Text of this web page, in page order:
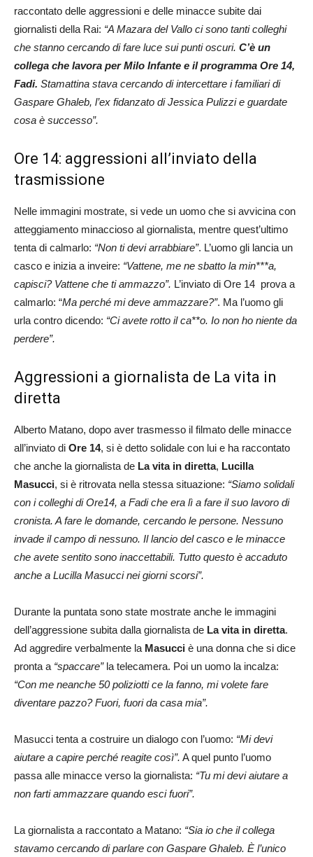
raccontato delle aggressioni e delle minacce subite dai
giornalisti della Rai: “A Mazara del Vallo ci sono tanti colleghi
che stanno cercando di fare luce sui punti oscuri. C’è un
collega che lavora per Milo Infante e il programma Ore 14,
Fadi. Stamattina stava cercando di intercettare i familiari di
Gaspare Ghaleb, l’ex fidanzato di Jessica Pulizzi e guardate
cosa è successo”.
Ore 14: aggressioni all’inviato della
trasmissione
Nelle immagini mostrate, si vede un uomo che si avvicina con
atteggiamento minaccioso al giornalista, mentre quest’ultimo
tenta di calmarlo: “Non ti devi arrabbiare”. L’uomo gli lancia un
casco e inizia a inveire: “Vattene, me ne sbatto la min***a,
capisci? Vattene che ti ammazzo”. L’inviato di Ore 14 prova a
calmarlo: “Ma perché mi deve ammazzare?”. Ma l’uomo gli
urla contro dicendo: “Ci avete rotto il ca**o. Io non ho niente da
perdere”.
Aggressioni a giornalista de La vita in
diretta
Alberto Matano, dopo aver trasmesso il filmato delle minacce
all’inviato di Ore 14, si è detto solidale con lui e ha raccontato
che anche la giornalista de La vita in diretta, Lucilla
Masucci, si è ritrovata nella stessa situazione: “Siamo solidali
con i colleghi di Ore14, a Fadi che era lì a fare il suo lavoro di
cronista. A fare le domande, cercando le persone. Nessuno
invade il campo di nessuno. Il lancio del casco e le minacce
che avete sentito sono inaccettabili. Tutto questo è accaduto
anche a Lucilla Masucci nei giorni scorsi”.
Durante la puntata sono state mostrate anche le immagini
dell’aggressione subita dalla giornalista de La vita in diretta.
Ad aggredire verbalmente la Masucci è una donna che si dice
pronta a “spaccare”la telecamera. Poi un uomo la incalza:
“Con me neanche 50 poliziotti ce la fanno, mi volete fare
diventare pazzo? Fuori, fuori da casa mia”.
Masucci tenta a costruire un dialogo con l’uomo: “Mi devi
aiutare a capire perché reagite così”. A quel punto l’uomo
passa alle minacce verso la giornalista: “Tu mi devi aiutare a
non farti ammazzare quando esci fuori”.
La giornalista a raccontato a Matano: “Sia io che il collega
stavamo cercando di parlare con Gaspare Ghaleb. È l’unico